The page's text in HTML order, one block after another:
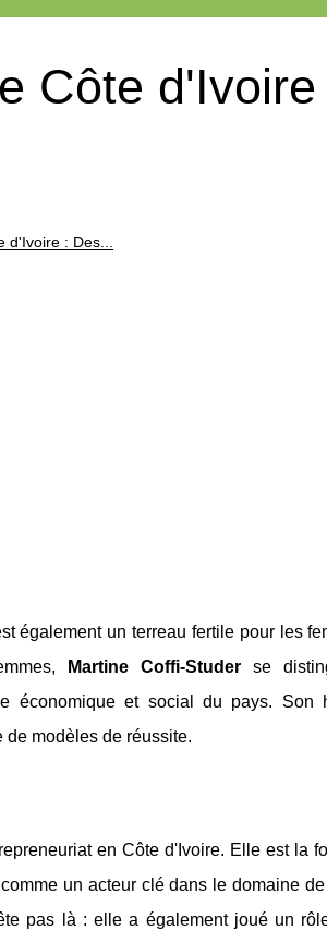
Côte
: Des...
également un terreau fertile pour les
Martine Coffi-Studer se
économique et social du pays. Son
modèles de réussite.
en Côte d'Ivoire. Elle est la
un acteur clé dans le domaine
pas là : elle a également joué un